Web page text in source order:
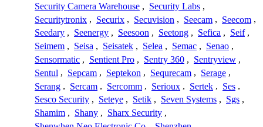
Security Camera Warehouse , Security Labs ,
Securitytronix , Securix , Secuvision , Seecam , Seecom ,
Seedary , Seenergy , Seesoon , Seetong , Sefica , Seif ,
Seimem , Seisa , Seisatek , Selea , Semac , Senao ,
Sensormatic , Sentient Pro , Sentry 360 , Sentryview ,
Sentul , Sepcam , Septekon , Sequrecam , Serage ,
Serang , Sercam , Sercomm , Serioux , Sertek , Ses ,
Sesco Security , Seteye , Setik , Seven Systems , Sgs ,
Shamim , Shany , Sharx Security ,